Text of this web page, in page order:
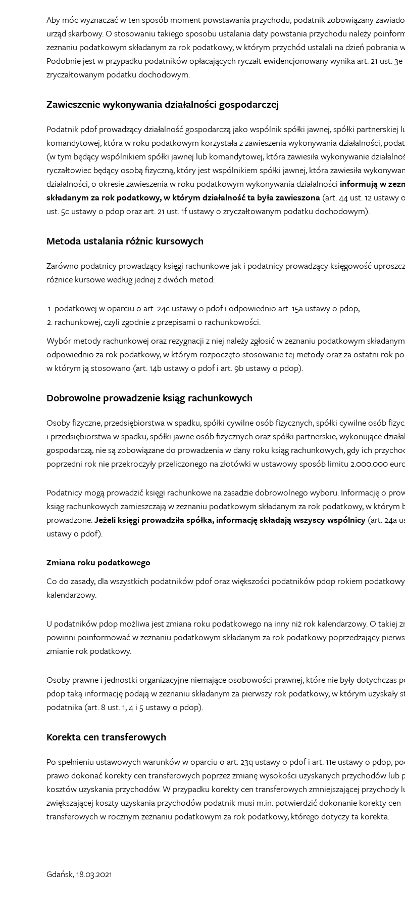
Aby móc wyznaczać w ten sposób moment powstawania przychodu, podatnik zobowiązany
urząd skarbowy. O stosowaniu takiego sposobu ustalania daty powstania przychodu należy
zeznaniu podatkowym składanym za rok podatkowy, w którym przychód ustalali na dzień pobrania
Podobnie jest w przypadku podatników opłacających ryczałt ewidencjonowany wynika art. 21 ust.
zryczałtowanym podatku dochodowym.
Zawieszenie wykonywania działalności gospodarczej
Podatnik pdof prowadzący działalność gospodarczą jako wspólnik spółki jawnej, spółki partnerskiej
komandytowej, która w roku podatkowym korzystała z zawieszenia wykonywania działalności,
(w tym będący wspólnikiem spółki jawnej lub komandytowej, która zawiesiła wykonywanie
ryczałtowiec będący osobą fizyczną, który jest wspólnikiem spółki jawnej, która zawiesiła
działalności, o okresie zawieszenia w roku podatkowym wykonywania działalności informują w
składanym za rok podatkowy, w którym działalność ta była zawieszona (art. 44 ust. 12 ustawy
ust. 5c ustawy o pdop oraz art. 21 ust. 1f ustawy o zryczałtowanym podatku dochodowym).
Metoda ustalania różnic kursowych
Zarówno podatnicy prowadzący księgi rachunkowe jak i podatnicy prowadzący księgowość
różnice kursowe według jednej z dwóch metod:
podatkowej w oparciu o art. 24c ustawy o pdof i odpowiednio art. 15a ustawy o pdop,
rachunkowej, czyli zgodnie z przepisami o rachunkowości.
Wybór metody rachunkowej oraz rezygnacji z niej należy zgłosić w zeznaniu podatkowym składanym
odpowiednio za rok podatkowy, w którym rozpoczęto stosowanie tej metody oraz za ostatni rok
w którym ją stosowano (art. 14b ustawy o pdof i art. 9b ustawy o pdop).
Dobrowolne prowadzenie ksiąg rachunkowych
Osoby fizyczne, przedsiębiorstwa w spadku, spółki cywilne osób fizycznych, spółki cywilne osób
i przedsiębiorstwa w spadku, spółki jawne osób fizycznych oraz spółki partnerskie, wykonujące
gospodarczą, nie są zobowiązane do prowadzenia w dany roku ksiąg rachunkowych, gdy ich
poprzedni rok nie przekroczyły przeliczonego na złotówki w ustawowy sposób limitu 2.000.000
Podatnicy mogą prowadzić księgi rachunkowe na zasadzie dobrowolnego wyboru. Informację o
ksiąg rachunkowych zamieszczają w zeznaniu podatkowym składanym za rok podatkowy, w którym
prowadzone.Jeżeli księgi prowadziła spółka, informację składają wszyscy wspólnicy (art. 24a
ustawy o pdof).
Zmiana roku podatkowego
Co do zasady, dla wszystkich podatników pdof oraz większości podatników pdop rokiem
kalendarzowy.
U podatników pdop możliwa jest zmiana roku podatkowego na inny niż rok kalendarzowy. O takiej
powinni poinformować w zeznaniu podatkowym składanym za rok podatkowy poprzedzający
zmianie rok podatkowy.
Osoby prawne i jednostki organizacyjne niemające osobowości prawnej, które nie były dotychczas
pdop taką informację podają w zeznaniu składanym za pierwszy rok podatkowy, w którym uzyskały
podatnika (art. 8 ust. 1, 4 i 5 ustawy o pdop).
Korekta cen transferowych
Po spełnieniu ustawowych warunków w oparciu o art. 23q ustawy o pdof i art. 11e ustawy o pdop,
prawo dokonać korekty cen transferowych poprzez zmianę wysokości uzyskanych przychodów lub
kosztów uzyskania przychodów. W przypadku korekty cen transferowych zmniejszającej przychody
zwiększającej koszty uzyskania przychodów podatnik musi m.in. potwierdzić dokonanie korekty cen
transferowych w rocznym zeznaniu podatkowym za rok podatkowy, którego dotyczy ta korekta.
Gdańsk, 18.03.2021